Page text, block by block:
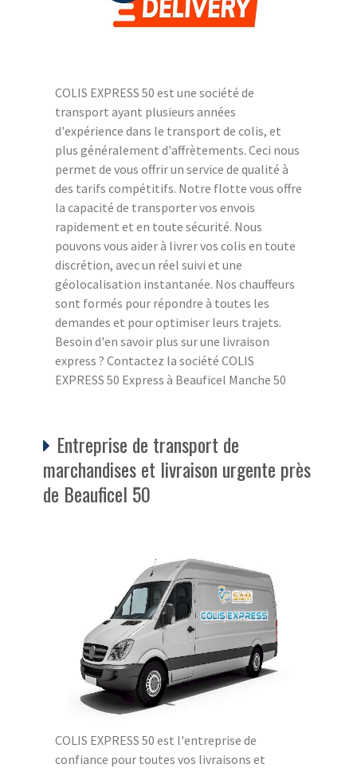
COLIS EXPRESS 50 est une société de
transport ayant plusieurs années
d'expérience dans le transport de colis, et
plus généralement d'affrètements. Ceci nous
permet de vous offrir un service de qualité à
des tarifs compétitifs. Notre flotte vous offre
la capacité de transporter vos envois
rapidement et en toute sécurité. Nous
pouvons vous aider à livrer vos colis en toute
discrétion, avec un réel suivi et une
géolocalisation instantanée. Nos chauffeurs
sont formés pour répondre à toutes les
demandes et pour optimiser leurs trajets.
Besoin d'en savoir plus sur une livraison
express ? Contactez la société COLIS
EXPRESS 50 Express à Beauficel Manche 50
Entreprise de transport de
marchandises et livraison urgente près
de Beauficel 50
COLIS EXPRESS 50 est l'entreprise de
confiance pour toutes vos livraisons et